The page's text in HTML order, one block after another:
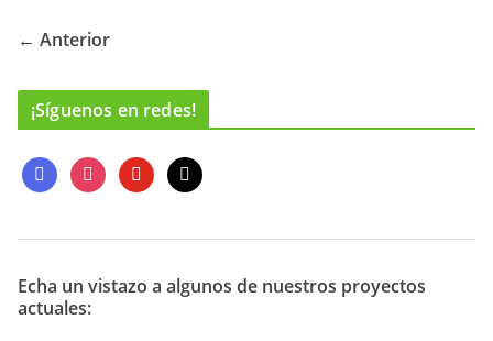
← Anterior
¡Síguenos en redes!
f
a
e
o
o
i
n
t
g
r
y
o
t
b
m
a
l
Echa un vistazo a algunos de nuestros proyectos
actuales: